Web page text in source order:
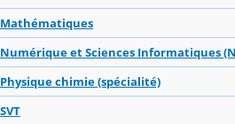
Mathématiques
Numérique et Sciences Informatiques
Physique chimie (spécialité)
SVT